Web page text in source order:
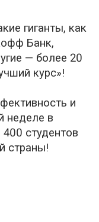
гиганты, как
Банк,
— более 20
курс»!
и
неделе в
студентов
страны!